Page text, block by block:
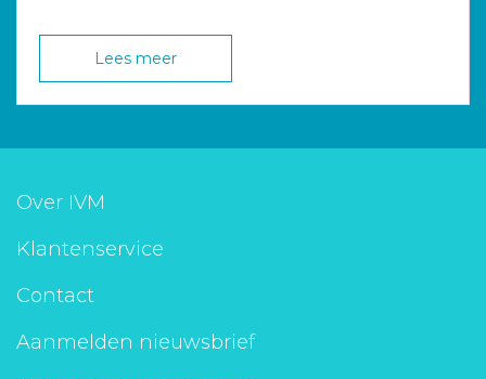
Lees meer
Over IVM
Klantenservice
Contact
Aanmelden nieuwsbrief